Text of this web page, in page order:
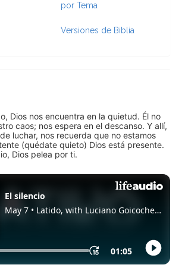
por Tema
Versiones de Biblia
Dios nos encuentra en la quietud. Él no
caos; nos espera en el descanso. Y allí,
luchar, nos recuerda que no estamos
(quédate quieto) Dios está presente.
Dios pelea por ti.